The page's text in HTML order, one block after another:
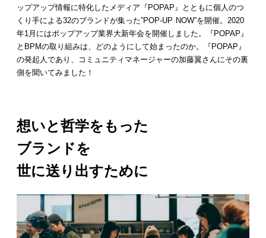
ップアップ情報に特化したメディア『POPAP』とともに個人のつ
くり手による32のブランドが集った”POP-UP NOW”を開催。2020
年1月にはポップアップ業界大新年会を開催しました。『POPAP』
とBPMの取り組みは、どのようにして始まったのか。『POPAP』
の発起人であり、コミュニティマネージャーの加藤翼さんにその裏
側を聞いてみました！
想いと哲学をもった
ブランドを
世に送り出すために